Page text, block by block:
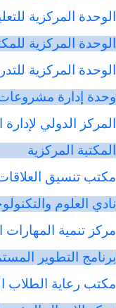
الوحدة
المركزية
الوحدة
المركزية
الوحدة
المركزية
وحدة إدارة
المركز
الدولي لإدارة
المكتبة
المركزية
مكتب تنسيق
نادي
العلوم
مركز تنمية المهارات
برنامج التطوير
مكتب رعاية الطلاب